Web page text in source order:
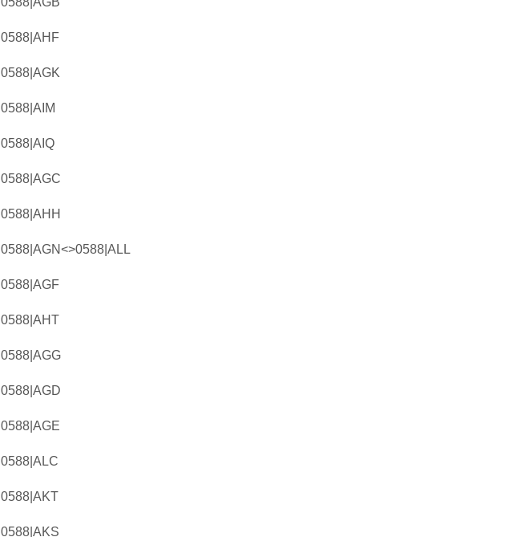
0588|AHF
0588|AGK
0588|AIM
0588|AIQ
0588|AGC
0588|AHH
0588|AGN<>0588|ALL
0588|AGF
0588|AHT
0588|AGG
0588|AGD
0588|AGE
0588|ALC
0588|AKT
0588|AKS